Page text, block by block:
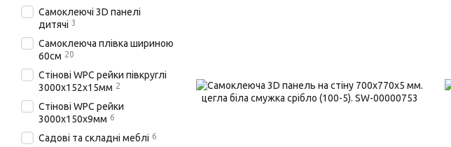
Самоклеючі 3D панелі
дитячі 3
Самоклеюча плівка шириною
60см 20
Стінові WPC рейки півкруглі
3000х152х15мм 2
Стінові WPC рейки
3000х150х9мм 6
Садові та складні меблі 6